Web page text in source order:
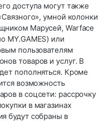
доступа могут также
умной колонки
Марусей, Warface
MY.GAMES) или
пользователям
товаров и услуг. В
пополняться. Кроме
возможность
в соцсети: рассрочку
в магазинах
будут собраны в